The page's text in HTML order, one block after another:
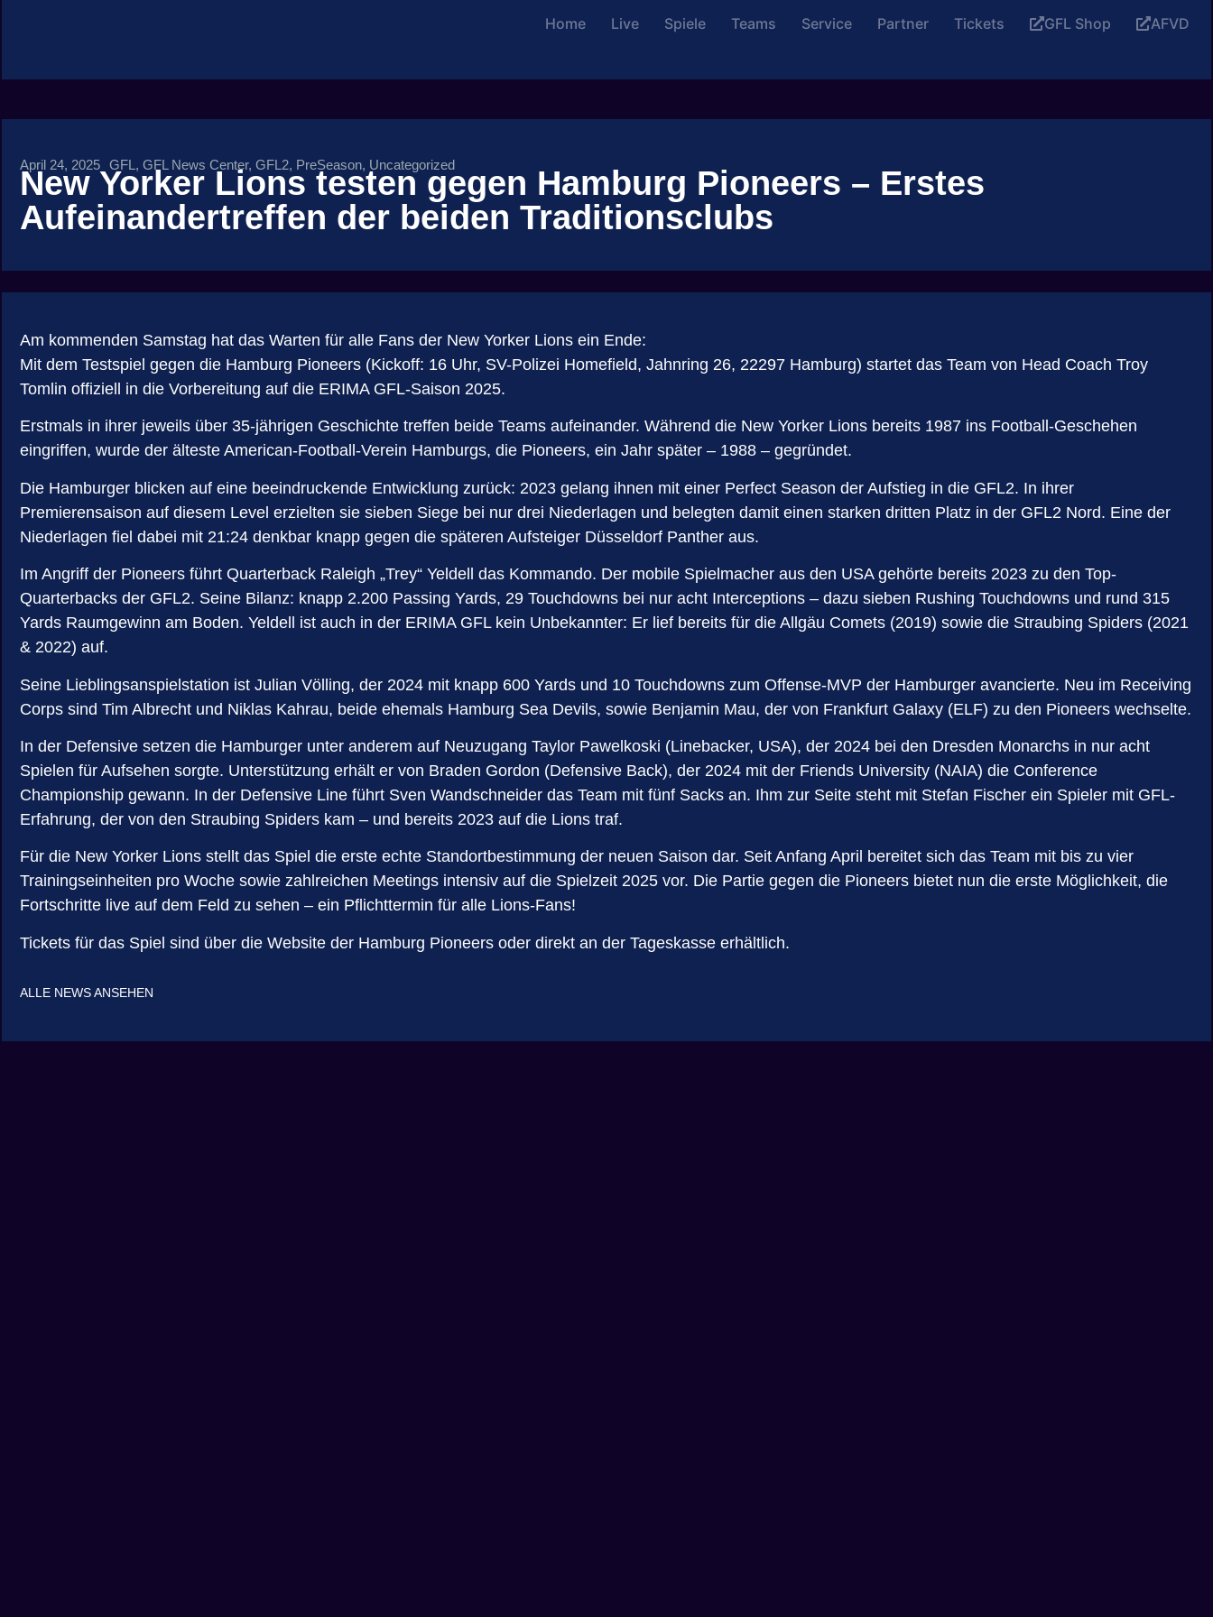
Home Live Spiele Teams Service Partner Tickets GFL Shop AFVD
April 24, 2025 GFL , GFL News Center, GFL2, PreSeason, Uncategorized
New Yorker Lions testen gegen Hamburg Pioneers – Erstes
Aufeinandertreffen der beiden Traditionsclubs
Am kommenden Samstag hat das Warten für alle Fans der New Yorker Lions ein Ende:
Mit dem Testspiel gegen die Hamburg Pioneers (Kickoff: 16 Uhr, SV-Polizei Homefield, Jahnring 26, 22297 Hamburg) startet das Team von Head Coach Troy
Tomlin offiziell in die Vorbereitung auf die ERIMA GFL-Saison 2025.
Erstmals in ihrer jeweils über 35-jährigen Geschichte treffen beide Teams aufeinander. Während die New Yorker Lions bereits 1987 ins Football-Geschehen
eingriffen, wurde der älteste American-Football-Verein Hamburgs, die Pioneers, ein Jahr später – 1988 – gegründet.
Die Hamburger blicken auf eine beeindruckende Entwicklung zurück: 2023 gelang ihnen mit einer Perfect Season der Aufstieg in die GFL2. In ihrer
Premierensaison auf diesem Level erzielten sie sieben Siege bei nur drei Niederlagen und belegten damit einen starken dritten Platz in der GFL2 Nord. Eine der
Niederlagen fiel dabei mit 21:24 denkbar knapp gegen die späteren Aufsteiger Düsseldorf Panther aus.
Im Angriff der Pioneers führt Quarterback Raleigh „Trey“ Yeldell das Kommando. Der mobile Spielmacher aus den USA gehörte bereits 2023 zu den Top-
Quarterbacks der GFL2. Seine Bilanz: knapp 2.200 Passing Yards, 29 Touchdowns bei nur acht Interceptions – dazu sieben Rushing Touchdowns und rund 315
Yards Raumgewinn am Boden. Yeldell ist auch in der ERIMA GFL kein Unbekannter: Er lief bereits für die Allgäu Comets (2019) sowie die Straubing Spiders (2021
& 2022) auf.
Seine Lieblingsanspielstation ist Julian Völling, der 2024 mit knapp 600 Yards und 10 Touchdowns zum Offense-MVP der Hamburger avancierte. Neu im Receiving
Corps sind Tim Albrecht und Niklas Kahrau, beide ehemals Hamburg Sea Devils, sowie Benjamin Mau, der von Frankfurt Galaxy (ELF) zu den Pioneers wechselte.
In der Defensive setzen die Hamburger unter anderem auf Neuzugang Taylor Pawelkoski (Linebacker, USA), der 2024 bei den Dresden Monarchs in nur acht
Spielen für Aufsehen sorgte. Unterstützung erhält er von Braden Gordon (Defensive Back), der 2024 mit der Friends University (NAIA) die Conference
Championship gewann. In der Defensive Line führt Sven Wandschneider das Team mit fünf Sacks an. Ihm zur Seite steht mit Stefan Fischer ein Spieler mit GFL-
Erfahrung, der von den Straubing Spiders kam – und bereits 2023 auf die Lions traf.
Für die New Yorker Lions stellt das Spiel die erste echte Standortbestimmung der neuen Saison dar. Seit Anfang April bereitet sich das Team mit bis zu vier
Trainingseinheiten pro Woche sowie zahlreichen Meetings intensiv auf die Spielzeit 2025 vor. Die Partie gegen die Pioneers bietet nun die erste Möglichkeit, die
Fortschritte live auf dem Feld zu sehen – ein Pflichttermin für alle Lions-Fans!
Tickets für das Spiel sind über die Website der Hamburg Pioneers oder direkt an der Tageskasse erhältlich.
ALLE NEWS ANSEHEN